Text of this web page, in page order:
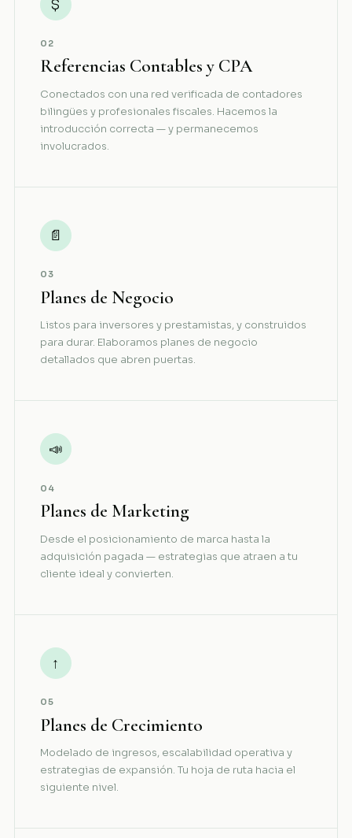
$
02
Referencias Contables y CPA
Conectados con una red verificada de contadores
bilingües y profesionales fiscales. Hacemos la
introducción correcta — y permanecemos
involucrados.
📄
03
Planes de Negocio
Listos para inversores y prestamistas, y construidos
para durar. Elaboramos planes de negocio
detallados que abren puertas.
📣
04
Planes de Marketing
Desde el posicionamiento de marca hasta la
adquisición pagada — estrategias que atraen a tu
cliente ideal y convierten.
↑
05
Planes de Crecimiento
Modelado de ingresos, escalabilidad operativa y
estrategias de expansión. Tu hoja de ruta hacia el
siguiente nivel.